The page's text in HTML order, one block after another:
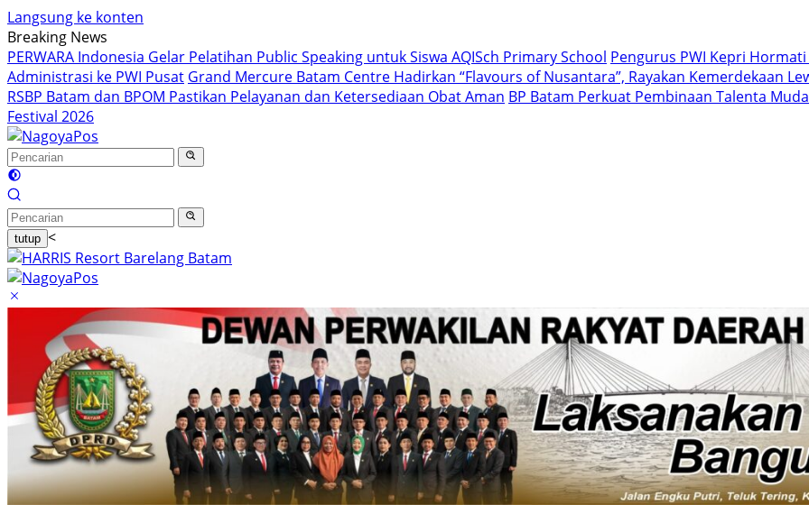
Langsung ke konten
Breaking News
PERWARA Indonesia Gelar Pelatihan Public Speaking untuk Siswa AQISch Primary School Pengurus PWI Kepri
Administrasi ke PWI Pusat Grand Mercure Batam Centre Hadirkan “Flavours of Nusantara”, Rayakan Kemerdekaan
RSBP Batam dan BPOM Pastikan Pelayanan dan Ketersediaan Obat Aman BP Batam Perkuat Pembinaan Talenta
Festival 2026
tutup <